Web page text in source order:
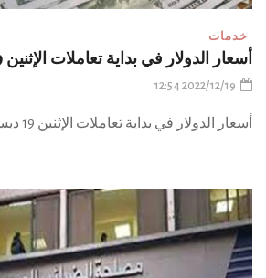
خدمات
أسعار الدولار في بداية تعاملات الإثنين 19 ديسمبر
2022/12/19 12:54
أسعار الدولار في بداية تعاملات الإثنين 19 ديسمبر